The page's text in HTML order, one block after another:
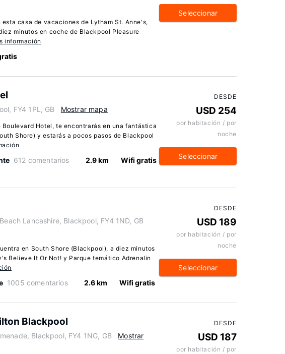
casa de vacaciones de Lytham St. Anne's,
minutos en coche de Blackpool Pleasure
información
Seleccionar
FY4 1PL, GB Mostrar mapa
Hotel, te encontrarás en una fantástica
Shore) y estarás a pocos pasos de Blackpool
612 comentarios 2.9 km Wifi gratis
DESDE
USD 254
por habitación / por
noche
Seleccionar
Lancashire, Blackpool, FY4 1ND, GB
en South Shore (Blackpool), a diez minutos
Believe It Or Not! y Parque temático Adrenalin
1005 comentarios 2.6 km Wifi gratis
DESDE
USD 189
por habitación / por
noche
Seleccionar
Blackpool
Blackpool, FY4 1NG, GB
Mostrar
DESDE
USD 187
por habitación / por